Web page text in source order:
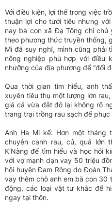
Với điều kiện, lợi thế trong việc
thuận lợi cho tưới tiêu nhưng
nay bà con xã Đạ Tông chỉ
theo phương thức truyền thống,
Mi đã suy nghĩ, mình cũng phải
nông nghiệp phù hợp với điều
nhưỡng của địa phương để “đổi
Qua thời gian tìm hiểu, anh
xuyên tiêu thụ một lượng lớn
giá cả vừa đắt đỏ lại không rõ
trang trại trồng rau sạch để
Anh Ha Mi kể: Hơn một tháng
chuyên canh rau, củ, quả lớn
K’Nàng để tìm hiểu và học hỏi
với vợ mạnh dạn vay 50 triệu
hội huyện Đam Rông do Đoàn
vay thêm chỗ anh em bà con
động, các loại vật tư khác để
ngay tại thôn.